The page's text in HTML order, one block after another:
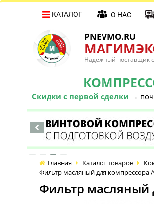
PNEVMO.RU
Надёжный поставщик с
Скидки с первой сделки →
КАТАЛОГ О НАС
Главная Каталог товаров
Фильтр масляный для компрессора
Фильтр масляный